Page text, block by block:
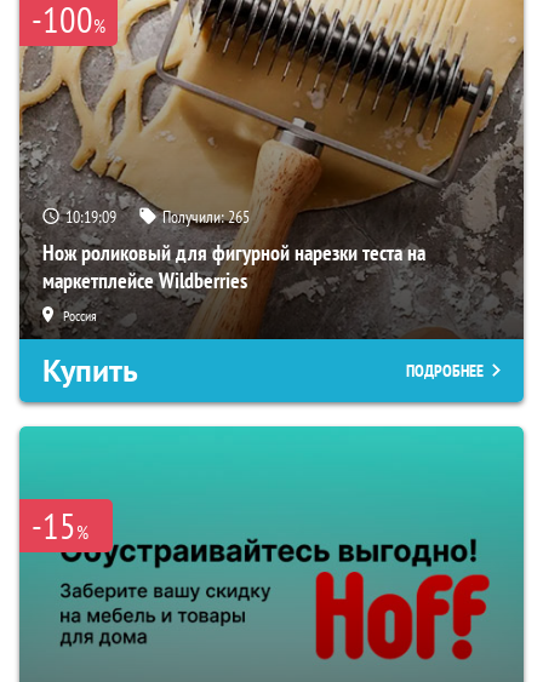
-100%
10:19:08 Получили:265
Нож роликовый для фигурной нарезки теста на
маркетплейсе Wildberries
Россия
Купить ПОДРОБНЕЕ
-15%